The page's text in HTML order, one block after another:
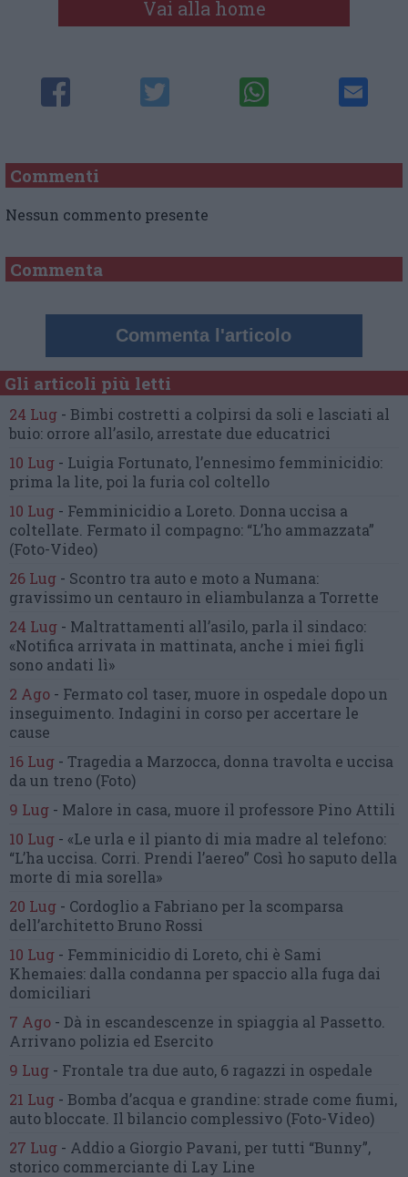
Vai alla home
Commenti
Nessun commento presente
Commenta
Commenta l'articolo
Gli articoli più letti
24 Lug - Bimbi costretti a colpirsi da soli e lasciati al
buio: orrore all’asilo, arrestate due educatrici
10 Lug - Luigia Fortunato, l’ennesimo femminicidio:
prima la lite, poi la furia col coltello
10 Lug - Femminicidio a Loreto. Donna uccisa a
coltellate. Fermato il compagno: “L’ho ammazzata”
(Foto-Video)
26 Lug - Scontro tra auto e moto a Numana:
gravissimo un centauro in eliambulanza a Torrette
24 Lug - Maltrattamenti all’asilo, parla il sindaco:
«Notifica arrivata in mattinata, anche i miei figli
sono andati lì»
2 Ago - Fermato col taser, muore in ospedale dopo un
inseguimento. Indagini in corso per accertare le
cause
16 Lug - Tragedia a Marzocca, donna travolta e uccisa
da un treno (Foto)
9 Lug - Malore in casa, muore il professore Pino Attili
10 Lug - «Le urla e il pianto di mia madre al telefono:
“L’ha uccisa. Corri. Prendi l’aereo” Così ho saputo della
morte di mia sorella»
20 Lug - Cordoglio a Fabriano per la scomparsa
dell’architetto Bruno Rossi
10 Lug - Femminicidio di Loreto, chi è Sami
Khemaies: dalla condanna per spaccio alla fuga dai
domiciliari
7 Ago - Dà in escandescenze in spiaggia al Passetto.
Arrivano polizia ed Esercito
9 Lug - Frontale tra due auto, 6 ragazzi in ospedale
21 Lug - Bomba d’acqua e grandine: strade come fiumi,
auto bloccate. Il bilancio complessivo (Foto-Video)
27 Lug - Addio a Giorgio Pavani, per tutti “Bunny”,
storico commerciante di Lay Line